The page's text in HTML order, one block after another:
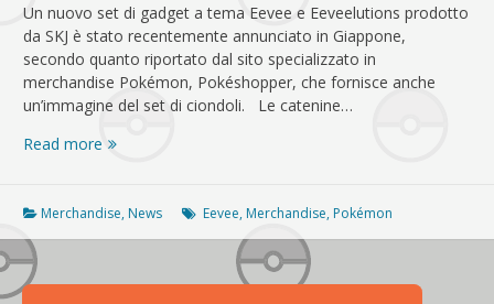
Un nuovo set di gadget a tema Eevee e Eeveelutions prodotto
da SKJ è stato recentemente annunciato in Giappone,
secondo quanto riportato dal sito specializzato in
merchandise Pokémon, Pokéshopper, che fornisce anche
un’immagine del set di ciondoli. Le catenine…
Read more Un
di
ciondoli
tema
Merchandise, News Eevee, Merchandise, Pokémon